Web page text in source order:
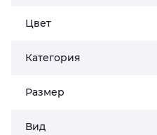
Цвет
Категория
Размер
Вид